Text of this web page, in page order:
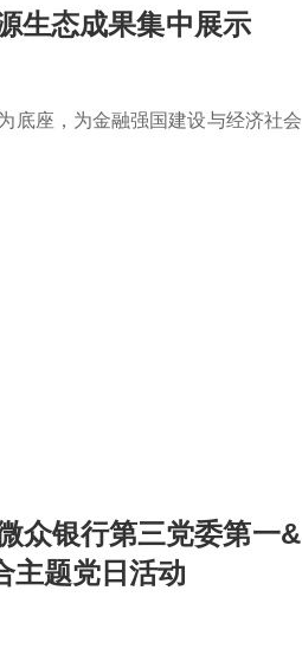
生态成果集中展示
底座，为金融强国建设与经济社会
众银行第三党委第一&
主题党日活动